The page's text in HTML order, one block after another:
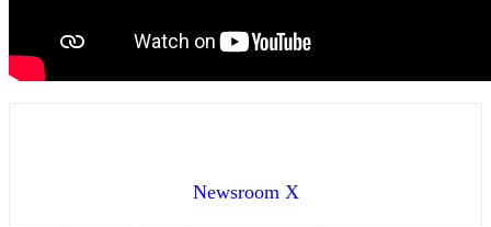
Newsroom X